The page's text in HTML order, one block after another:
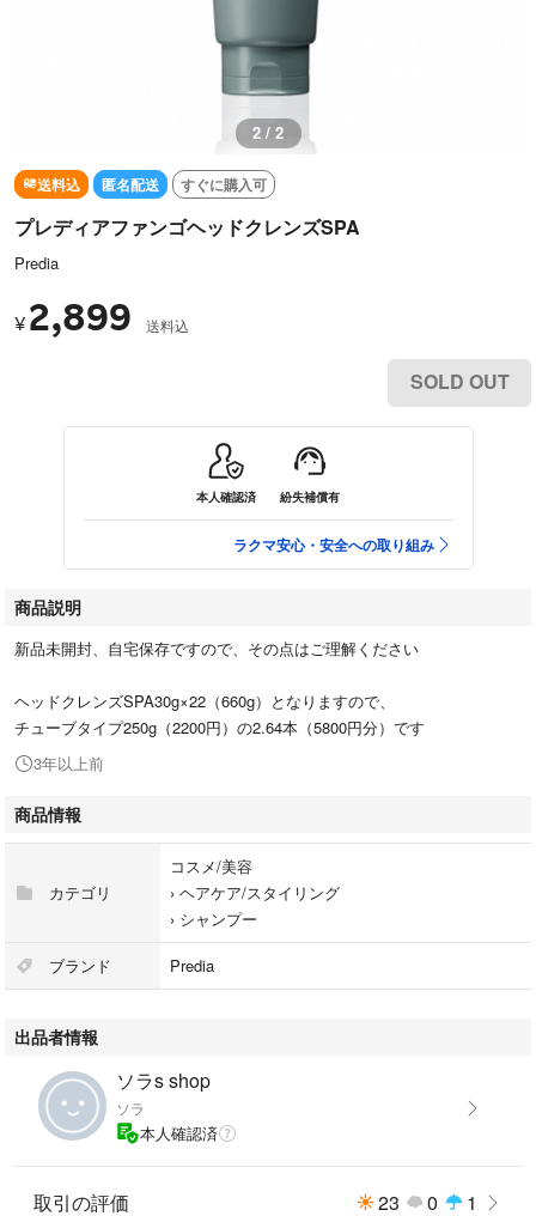
2 / 2
送料込 匿名配送 すぐに購入可
プレディアファンゴヘッドクレンズSPA
Predia
¥ 2,899 送料込
SOLD OUT
本人確認済 紛失補償有
ラクマ安心・安全への取り組み
商品説明
新品未開封、自宅保存ですので、その点はご理解ください
ヘッドクレンズSPA30g×22（660g）となりますので、
チューブタイプ250g（2200円）の2.64本（5800円分）です
3年以上前
商品情報
カテゴリ
コスメ/美容
› ヘアケア/スタイリング
› シャンプー
ブランド Predia
出品者情報
ソラs shop
ソラ
本人確認済
取引の評価 23 0 1